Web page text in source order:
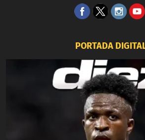
PORTADA